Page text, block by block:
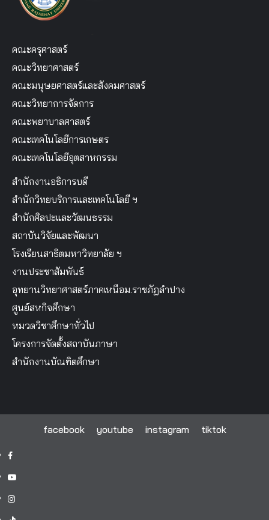
คณะครุศาสตร์
คณะวิทยาศาสตร์
คณะมนุษยศาสตร์และสังคมศาสตร์
คณะวิทยาการจัดการ
คณะพยาบาลศาสตร์
คณะเทคโนโลยีการเกษตร
คณะเทคโนโลยีอุตสาหกรรม
สำนักงานอธิการบดี
สำนักวิทยบริการและเทคโนโลยี ฯ
สำนักศิลปะและวัฒนธรรม
สถาบันวิจัยและพัฒนา
โรงเรียนสาธิตมหาวิทยาลัย ฯ
งานประชาสัมพันธ์
อุทยานวิทยาศาสตร์ภาคเหนือม.ราชภัฏลำปาง
ศูนย์สหกิจศึกษา
หมวดวิชาศึกษาทั่วไป
โครงการจัดตั้งสถาบันภาษา
สำนักงานบัณฑิตศึกษา
facebook youtube instagram tiktok
facebook
youtube
instagram